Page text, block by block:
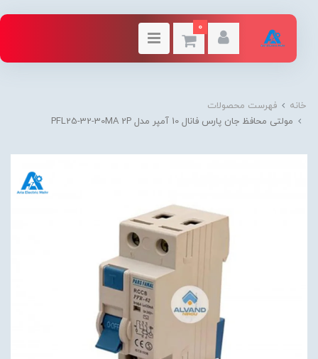
0
خانه
فهرست محصولات
مولتی محافظ جان پارس فانال 10 آمپر مدل PFL25-32-30MA 2P